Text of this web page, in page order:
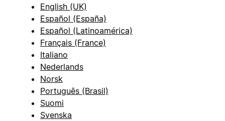
English (UK)
Español (España)
Español (Latinoamérica)
Français (France)
Italiano
Nederlands
Norsk
Português (Brasil)
Suomi
Svenska